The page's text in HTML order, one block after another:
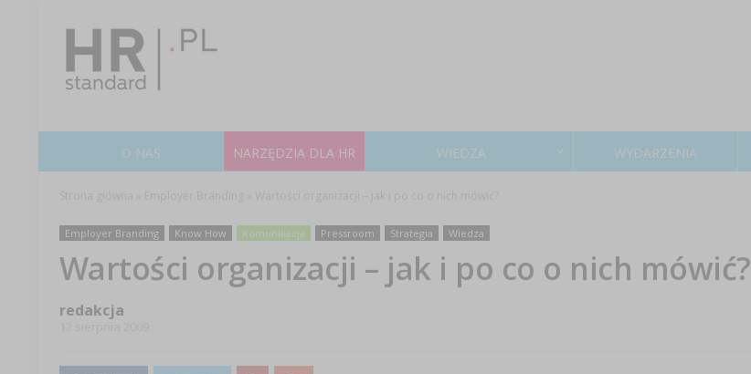
O NAS NARZĘDZIA DLA HR WIEDZA WYDARZENIA
Employer Branding Know How Komunikacja Pressroom Strategia Wiedza
Wartości organizacji – jak i po co o nich mówić?
redakcja